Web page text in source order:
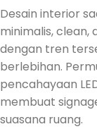
Desain interior
minimalis, clean,
dengan tren
berlebihan.
pencahayaan
membuat
suasana ruang.